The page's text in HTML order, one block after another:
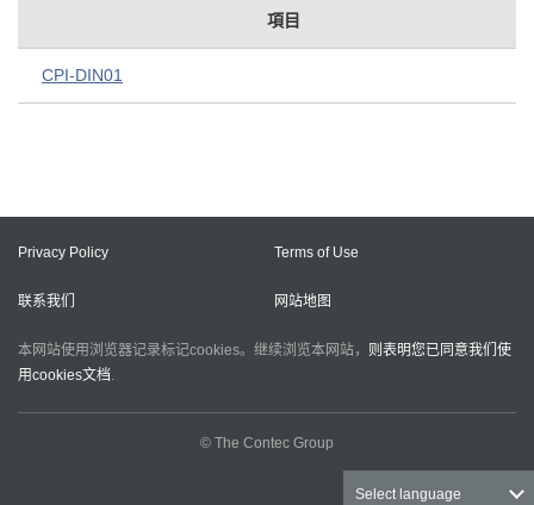
項目
CPI-DIN01
Privacy Policy Terms of Use
联系我们 网站地图
本网站使用浏览器记录标记cookies。继续浏览本网站， 则表明您已同意我们使
用cookies文档.
© The Contec Group
Select language